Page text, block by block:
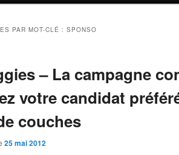
PAR MOT-CLÉ : SPONSO
– La campagne
votre candidat
couches
25 mai 2012